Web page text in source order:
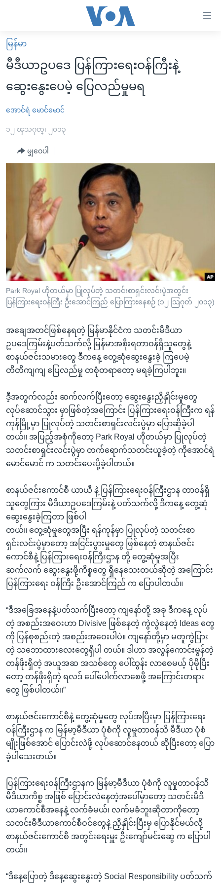
လွယ်ကူ
စေ
Link
များ
ပင်မ
စာမျက်နှာ
ကျော်
ကြည့်
ရန်
ရန်
နေရာ
သို့
ကျော်
မူလစာမျက်နှာ
မြန်မာ
ကမ္ဘာ့သတင်းများ
နိုင်ငံတကာ
အစ္စရေး-ပါလက်စတိုင်း
ဗွီဒီယို
အင်္ဂလိပ်စာလေ့လာမယ်
အမေရိကန်သုံးအီဒီယံ
မကြေးမုံရဲ့ အင်္ဂလိပ်စာ
ရုပ်ရှင်ထဲက အင်္ဂလိပ်စာ
သုတပဒေသာ အင်္ဂလိပ်စာ
အပတ်စဉ်ကဏ္ဍများ
ရေဒီယို
တီဗွီ
ရေဒီယိုနှင့်ရုပ်သံ အချက်အလက်များ
ရေဒီယို/တီဗွီအစီအစဉ်
Learning English
ဗွီအိုအေ လူမှုကွန်ယက်များ
မြန်မာ
မီဒီယာဥပဒေ ပြန်ကြားရေးဝန်ကြီးနဲ့
ဆွေးနွေးပေမဲ့ ပြေလည်မှုမရ
အောင်ရဲ မောင်မောင်
၁၂ ၾသဂုတ္၊ ၂၀၁၃
မျှဝေပါ
Park Royal ဟိုတယ်မှာ ပြုလုပ်တဲ့ သတင်းစာရှင်းလင်းပွဲအတွင်း
ပြန်ကြားရေးဝန်ကြီး ဦးအောင်ကြည် ပြောကြားနေစဉ် (၁၂ သြဂုတ် ၂၀၁၃)
အချေအတင်ဖြစ်နေရတဲ့ မြန်မာနိုင်ငံက သတင်းမီဒီယာ
ဥပဒေကြမ်းနဲ့ပတ်သက်လို့ မြန်မာအစိုးရတာဝန်ရှိသူတွေနဲ့
စာနယ်ဇင်းသမားတွေ ဒီကနေ့ တွေ့ဆုံဆွေးနွေးခဲ့ ကြပေမဲ့
တိတိကျကျ ပြေလည်မှု တစုံတရာတော့ မရခဲ့ကြပါဘူး။
ဒီ့အတွက်လည်း ဆက်လက်ပြီးတော့ ဆွေးနွေးညှိနှိုင်းမှုတွေ
လုပ်ဆောင်သွား မှာဖြစ်တဲ့အကြောင်း ပြန်ကြားရေးဝန်ကြီးက ရန်
ကုန်မြို့မှာ ပြုလုပ်တဲ့ သတင်းစာရှင်းလင်းပွဲမှာ ပြောဆိုခဲ့ပါ
တယ်။ အပြည့်အစုံကိုတော့ Park Royal ဟိုတယ်မှာ ပြုလုပ်တဲ့
သတင်းစာရှင်းလင်းပွဲမှာ တက်ရောက်သတင်းယူခဲ့တဲ့ ကိုအောင်ရဲ
မောင်မောင် က သတင်းပေးပို့ခဲ့ပါတယ်။
စာနယ်ဇင်းကောင်စီ ယာယီ နဲ့ ပြန်ကြားရေးဝန်ကြီးဌာန တာဝန်ရှိ
သူတွေကြား မီဒီယာဥပဒေကြမ်းနဲ့ ပတ်သက်လို့ ဒီကနေ့ တွေ့ဆုံ
ဆွေးနွေးခဲ့ကြတာ ဖြစ်ပါ
တယ်။ တွေ့ဆုံမှုတွေအပြီး ရန်ကုန်မှာ ပြုလုပ်တဲ့ သတင်းစာ
ရှင်းလင်းပွဲမှာတော့ အငြင်းပွားမှုတွေ ဖြစ်နေတဲ့ စာနယ်ဇင်း
ကောင်စီနဲ့ ပြန်ကြားရေးဝန်ကြီးဌာန တို့ တွေ့ဆုံမှုအပြီး
ဆက်လက် ဆွေးနွေးဖို့ကိစ္စတွေ ရှိနေသေးတယ်ဆိုတဲ့ အကြောင်း
ပြန်ကြားရေး ဝန်ကြီး ဦးအောင်ကြည် က ပြောပါတယ်။
“ဒီအခြေအနေနဲ့ပတ်သက်ပြီးတော့ ကျနော်တို့ အခု ဒီကနေ့ လုပ်
တဲ့ အစည်းအဝေးဟာ Divisive ဖြစ်နေတဲ့ ကွဲလွဲနေတဲ့ Ideas တွေ
ကို ပြန်စုစည်းတဲ့ အစည်းအဝေးပါပဲ။ ကျနော်တို့မှာ မတူကွဲပြား
တဲ့ သဘောထားလေးတွေရှိပါ တယ်။ ဒါဟာ အလွန်ကောင်းမွန်တဲ့
တန်ဖိုးရှိတဲ့ အယူအဆ အသစ်တွေ ပေါ်ထွန်း လာစေမယ့် ပိုမိုပြီး
တော့ တန်ဖိုးရှိတဲ့ ရလဒ် ပေါ်ပေါက်လာစေဖို့ အကြောင်းတရား
တွေ ဖြစ်ပါတယ်။”
စာနယ်ဇင်းကောင်စီနဲ့ တွေ့ဆုံမှုတွေ လုပ်အပြီးမှာ ပြန်ကြားရေး
ဝန်ကြီးဌာန က မြန်မာ့မီဒီယာ ပုံစံကို လူမှုတာဝန်သိ မီဒီယာ ပုံစံ
မျိုးဖြစ်အောင် ပြောင်းလဲဖို့ လုပ်ဆောင်နေတယ် ဆိုပြီးတော့ ပြော
ခဲ့ပါသေးတယ်။
ပြန်ကြားရေးဝန်ကြီးဌာနက မြန်မာ့မီဒီယာ ပုံစံကို လူမှုတာဝန်သိ
မီဒီယာကိစ္စ အဖြစ် ပြောင်းလဲနေတဲ့အပေါ်မှာတော့ သတင်းမီဒီ
ယာကောင်စီအနေနဲ့ လက်ခံမယ်၊ လက်မခံဘူးဆိုတာကိုတော့
သတင်းမီဒီယာကောင်စီဝင်တွေနဲ့ ညှိနှိုင်းပြီးမှ ပြောနိုင်မယ်လို့
စာနယ်ဇင်းကောင်စီ အတွင်းရေးမှူး ဦးကျော်မင်းဆွေ က ပြောပါ
တယ်။
“ဒီနေ့ပြောတဲ့ ဒီနေ့ဆွေးနွေးတဲ့ Social Responsibility ပတ်သက်